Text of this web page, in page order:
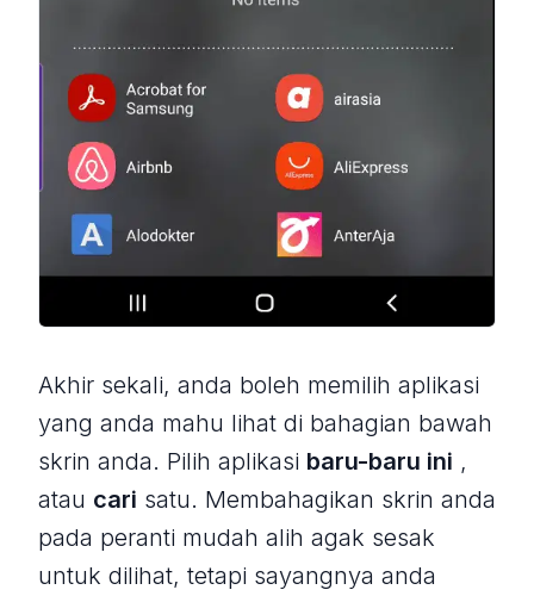
Akhir sekali, anda boleh memilih aplikasi
yang anda mahu lihat di bahagian bawah
skrin anda. Pilih aplikasi baru-baru ini ,
atau cari satu. Membahagikan skrin anda
pada peranti mudah alih agak sesak
untuk dilihat, tetapi sayangnya anda